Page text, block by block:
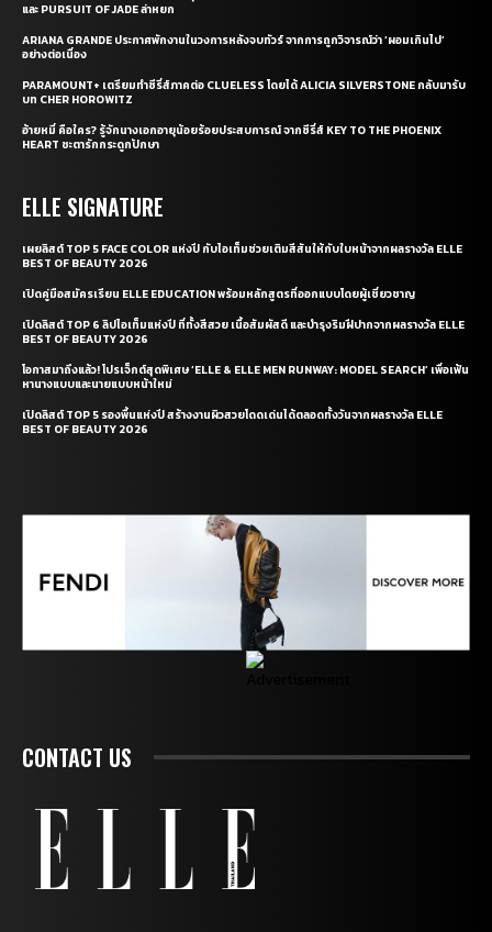
และ PURSUIT OF JADE ล่าหยก
ARIANA GRANDE ประกาศพักงานในวงการหลังจบทัวร์ จากการถูกวิจารณ์ว่า ‘ผอมเกินไป’
อย่างต่อเนื่อง
PARAMOUNT+ เตรียมทำซีรี่ส์ภาคต่อ CLUELESS โดยได้ ALICIA SILVERSTONE กลับมารับ
บท CHER HOROWITZ
อ้ายหมี่ คือใคร? รู้จักนางเอกอายุน้อยร้อยประสบการณ์ จากซีรี่ส์ KEY TO THE PHOENIX
HEART ชะตารักกระดูกปักษา
ELLE SIGNATURE
เผยลิสต์ TOP 5 FACE COLOR แห่งปี กับไอเท็มช่วยเติมสีสันให้กับใบหน้าจากผลรางวัล ELLE
BEST OF BEAUTY 2026
เปิดคู่มือสมัครเรียน ELLE EDUCATION พร้อมหลักสูตรที่ออกแบบโดยผู้เชี่ยวชาญ
เปิดลิสต์ TOP 6 ลิปไอเท็มแห่งปี ที่ทั้งสีสวย เนื้อสัมผัสดี และบำรุงริมฝีปากจากผลรางวัล ELLE
BEST OF BEAUTY 2026
โอกาสมาถึงแล้ว! โปรเจ็กต์สุดพิเศษ ‘ELLE & ELLE MEN RUNWAY: MODEL SEARCH’ เพื่อเฟ้น
หานางแบบและนายแบบหน้าใหม่
เปิดลิสต์ TOP 5 รองพื้นแห่งปี สร้างงานผิวสวยโดดเด่นได้ตลอดทั้งวันจากผลรางวัล ELLE
BEST OF BEAUTY 2026
CONTACT US